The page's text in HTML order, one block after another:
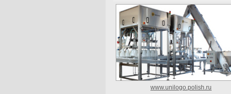
www.unilogo.polish.ru